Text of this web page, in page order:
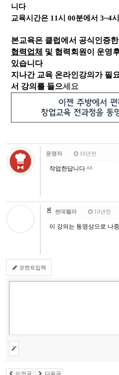
니다
교육시간은 11시 00분에서 3~4
본교육은 클럽에서 공식인증
협력업체
및 협력회원이 운영
있습니다
지나간 교육 온라인강의가 필
서 강의를 들으세요
운영자 10년전
작업한답니다 ^^
썬데렐라 10년전
이 강의는 동영상으로 나
코멘트입력
이전글 다음글